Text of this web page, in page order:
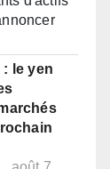
: le yen